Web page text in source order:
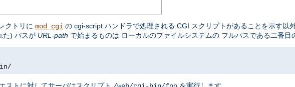
クトリに mod_cgi の cgi-script ハンドラで処理される CGI スクリプトがあることを示す以
た) パスが URL-path で始まるものは ローカルのファイルシステムの フルパスである二番目
ストに対してサーバはスクリプト を実行します。